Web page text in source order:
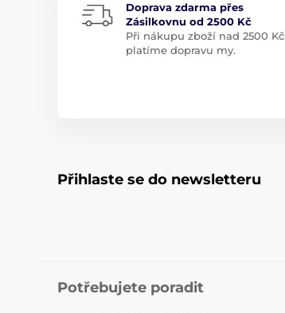
Doprava zdarma přes
Zásilkovnu od 2500 Kč
Při nákupu zboží nad 2500 Kč
platíme dopravu my.
Přihlaste se do newsletteru
Potřebujete poradit